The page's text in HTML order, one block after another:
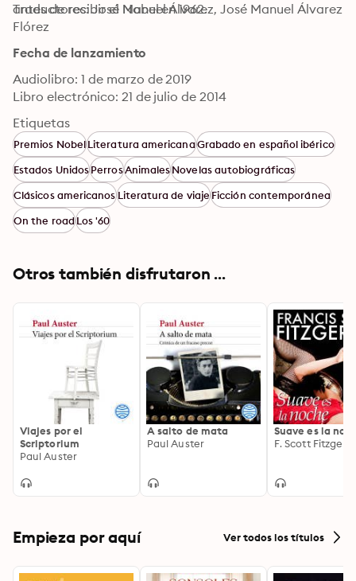
antes de recibir el Nobel en 1962.
Traductores: José Manuel Álvarez, José Manuel Álvarez
Flórez
Fecha de lanzamiento
Audiolibro: 1 de marzo de 2019
Libro electrónico: 21 de julio de 2014
Etiquetas
Premios NobelLiteratura americanaGrabado en español ibérico
Estados UnidosPerrosAnimalesNovelas autobiográficas
Clásicos americanosLiteratura de viajeFicción contemporánea
On the roadLos '60
Otros también disfrutaron ...
Viajes por el
Scriptorium
Paul Auster
A salto de mata
Paul Auster
Suave es la
F. Scott
Empieza por aquí Ver todos los títulos